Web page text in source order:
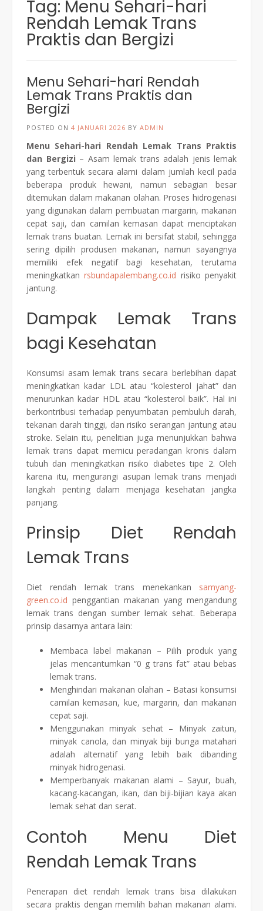
Tag: Menu Sehari-hari
Rendah Lemak Trans
Praktis dan Bergizi
Menu Sehari-hari Rendah
Lemak Trans Praktis dan
Bergizi
POSTED ON 4 JANUARI 2026 BY ADMIN
Menu Sehari-hari Rendah Lemak Trans Praktis
dan Bergizi – Asam lemak trans adalah jenis lemak
yang terbentuk secara alami dalam jumlah kecil pada
beberapa produk hewani, namun sebagian besar
ditemukan dalam makanan olahan. Proses hidrogenasi
yang digunakan dalam pembuatan margarin, makanan
cepat saji, dan camilan kemasan dapat menciptakan
lemak trans buatan. Lemak ini bersifat stabil, sehingga
sering dipilih produsen makanan, namun sayangnya
memiliki efek negatif bagi kesehatan, terutama
meningkatkanrsbundapalembang.co.id risiko penyakit
jantung.
Dampak Lemak Trans
bagi Kesehatan
Konsumsi asam lemak trans secara berlebihan dapat
meningkatkan kadar LDL atau “kolesterol jahat” dan
menurunkan kadar HDL atau “kolesterol baik”. Hal ini
berkontribusi terhadap penyumbatan pembuluh darah,
tekanan darah tinggi, dan risiko serangan jantung atau
stroke. Selain itu, penelitian juga menunjukkan bahwa
lemak trans dapat memicu peradangan kronis dalam
tubuh dan meningkatkan risiko diabetes tipe 2. Oleh
karena itu, mengurangi asupan lemak trans menjadi
langkah penting dalam menjaga kesehatan jangka
panjang.
Prinsip Diet Rendah
Lemak Trans
Diet rendah lemak trans menekankan samyang-
green.co.id penggantian makanan yang mengandung
lemak trans dengan sumber lemak sehat. Beberapa
prinsip dasarnya antara lain:
Membaca label makanan – Pilih produk yang
jelas mencantumkan “0 g trans fat” atau bebas
lemak trans.
Menghindari makanan olahan – Batasi konsumsi
camilan kemasan, kue, margarin, dan makanan
cepat saji.
Menggunakan minyak sehat – Minyak zaitun,
minyak canola, dan minyak biji bunga matahari
adalah alternatif yang lebih baik dibanding
minyak hidrogenasi.
Memperbanyak makanan alami – Sayur, buah,
kacang-kacangan, ikan, dan biji-bijian kaya akan
lemak sehat dan serat.
Contoh Menu Diet
Rendah Lemak Trans
Penerapan diet rendah lemak trans bisa dilakukan
secara praktis dengan memilih bahan makanan alami.